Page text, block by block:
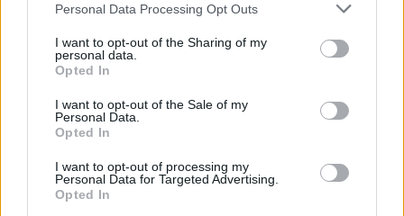
Personal Data Processing Opt Outs
I want to opt-out of the Sharing of my
personal data.
Opted In
I want to opt-out of the Sale of my
Personal Data.
Opted In
I want to opt-out of processing my
Personal Data for Targeted Advertising.
Opted In
Ελληνική Αναπτυξιακή Τράπεζα: Με «προίκα» 2 δισ. ευρώ ανοίγει
δρόμο για δάνεια έως 5 δισ. σε μικρομεσαίες
Β.Σ. Καρούλιας: Τζίρος 98,7
εκατ. ευρώ και αύξηση κερδών
57% - Τα νέα στοιχήματα σε
Deloitte Ελλάδος:
Χρηματοοικονομικός